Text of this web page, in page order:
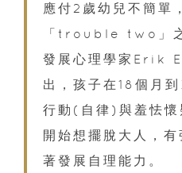
應付2歲幼兒不簡單
「trouble two」之
發展心理學家Erik
出，孩子在18個月
行動(自律)與羞怯懷
開始想擺脫大人，
著發展自理能力。